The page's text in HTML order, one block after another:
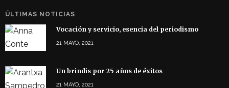
ÚLTIMAS NOTICIAS
Vocación y servicio, esencia del periodismo
21 MAYO, 2021
Un brindis por 25 años de éxitos
21 MAYO, 2021